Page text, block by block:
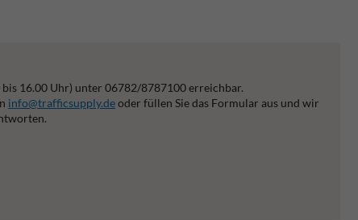
16.00 Uhr) unter 06782/8787100 erreichbar.
info@trafficsupply.deoder füllen Sie das Formular aus und wir